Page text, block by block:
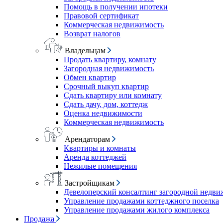
Помощь в получении ипотеки
Правовой сертификат
Коммерческая недвижимость
Возврат налогов
Владельцам
Продать квартиру, комнату
Загородная недвижимость
Обмен квартир
Срочный выкуп квартир
Сдать квартиру или комнату
Сдать дачу, дом, коттедж
Оценка недвижимости
Коммерческая недвижимость
Арендаторам
Квартиры и комнаты
Аренда коттеджей
Нежилые помещения
Застройщикам
Девелоперский консалтинг загородной
Управление продажами коттеджного поселка
Управление продажами жилого комплекса
Продажа